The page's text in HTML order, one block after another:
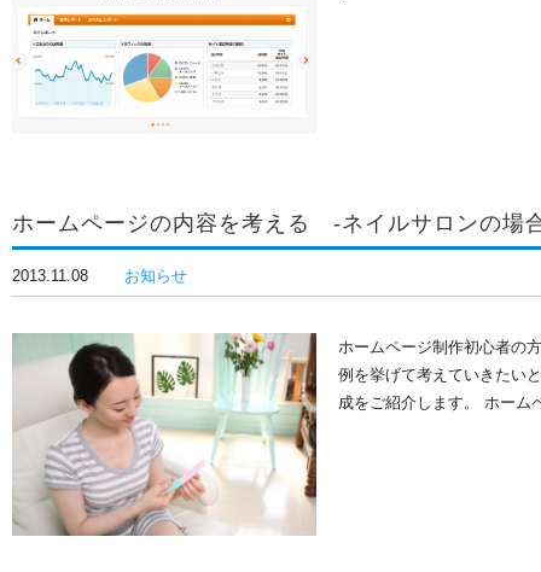
ホームページの内容を考える -ネイルサロンの場
2013.11.08 お知らせ
ホームページ制作初心者の
例を挙げて考えていきたい
成をご紹介します。 ホー